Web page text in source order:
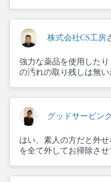
株式会社CS工房
強力な薬品を使用した
の汚れの取り残しは無い
グッドサービン
はい、素人の方だと外
を全て外してお掃除させ